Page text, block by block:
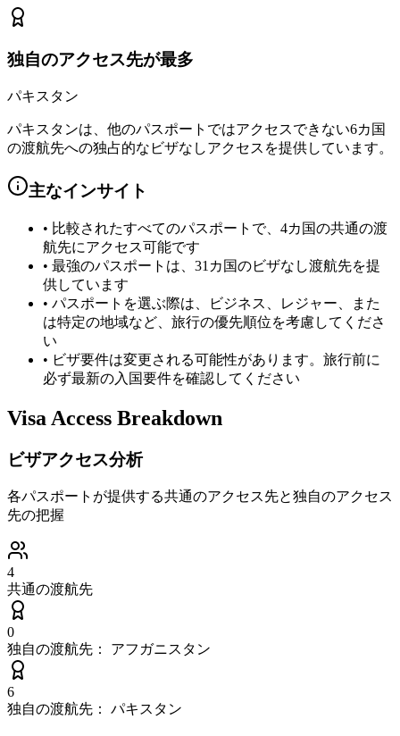
独自のアクセス先が最多
パキスタン
パキスタンは、他のパスポートではアクセスできない6カ国
の渡航先への独占的なビザなしアクセスを提供しています。
主なインサイト
• 比較されたすべてのパスポートで、4カ国の共通の渡
航先にアクセス可能です
• 最強のパスポートは、31カ国のビザなし渡航先を提
供しています
• パスポートを選ぶ際は、ビジネス、レジャー、また
は特定の地域など、旅行の優先順位を考慮してくださ
い
• ビザ要件は変更される可能性があります。旅行前に
必ず最新の入国要件を確認してください
Visa Access Breakdown
ビザアクセス分析
各パスポートが提供する共通のアクセス先と独自のアクセス
先の把握
4
共通の渡航先
0
独自の渡航先：
アフガニスタン
6
独自の渡航先：
パキスタン